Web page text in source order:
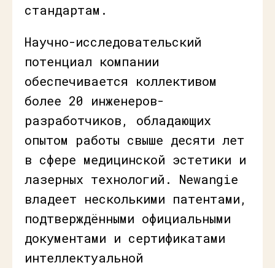
стандартам.
Научно-исследовательский
потенциал компании
обеспечивается коллективом
более 20 инженеров-
разработчиков, обладающих
опытом работы свыше десяти лет
в сфере медицинской эстетики и
лазерных технологий. Newangie
владеет несколькими патентами,
подтверждёнными официальными
документами и сертификатами
интеллектуальной